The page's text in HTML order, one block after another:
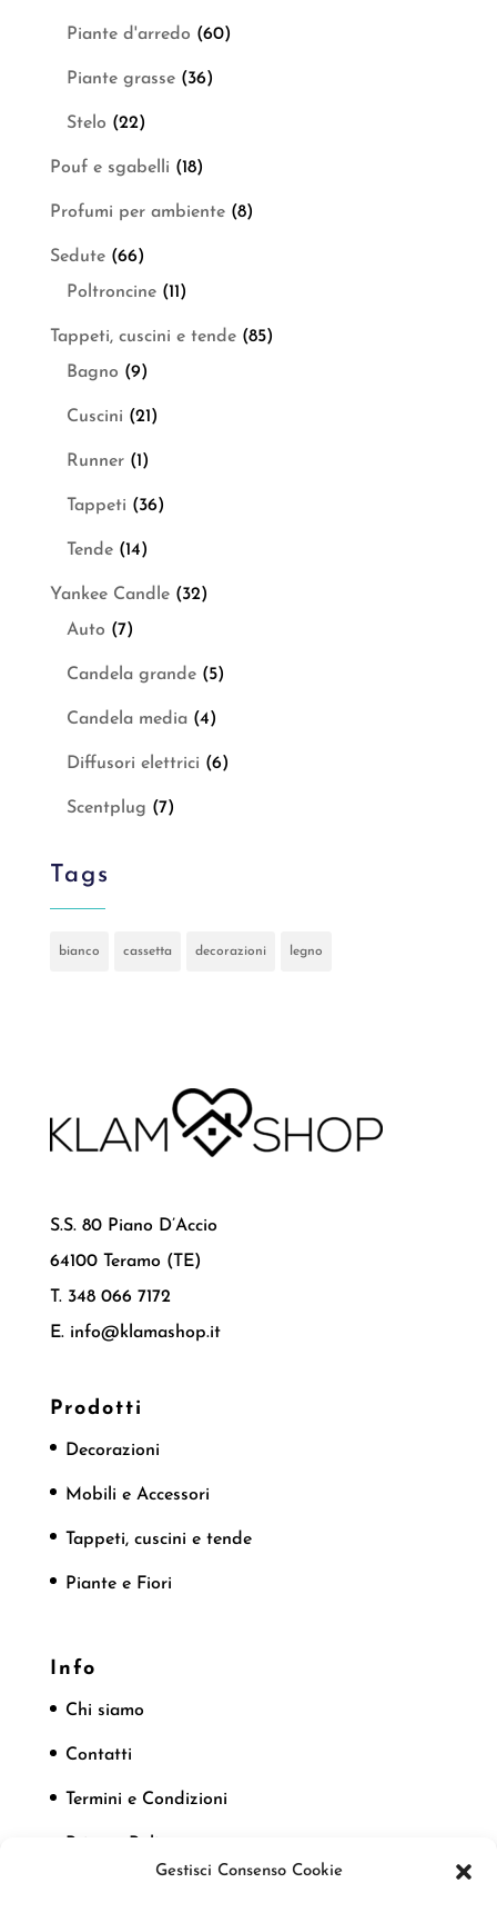
Gestisci Consenso Cookie
Piante d'arredo (60)
Piante grasse (36)
Stelo (22)
Pouf e sgabelli (18)
Profumi per ambiente (8)
Sedute (66)
Poltroncine (11)
Tappeti, cuscini e tende (85)
Bagno (9)
Cuscini (21)
Runner (1)
Tappeti (36)
Tende (14)
Yankee Candle (32)
Auto (7)
Candela grande (5)
Candela media (4)
Diffusori elettrici (6)
Scentplug (7)
Tags
bianco cassetta decorazioni legno
S.S. 80 Piano D’Accio
64100 Teramo (TE)
T. 348 066 7172
E. info@klamashop.it
Prodotti
Decorazioni
Mobili e Accessori
Tappeti, cuscini e tende
Piante e Fiori
Info
Chi siamo
Contatti
Termini e Condizioni